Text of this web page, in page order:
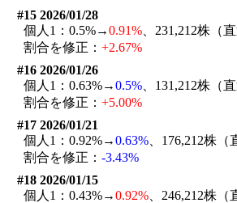
#15 2026/01/28
個人1：0.5%→0.91% 、231,212株（
割合を修正：+2.67%
#16 2026/01/26
個人1：0.63%→0.5% 、131,212株（
割合を修正：+5.00%
#17 2026/01/21
個人1：0.92%→0.63% 、176,212株（
割合を修正：-3.43%
#18 2026/01/15
個人1：0.43%→0.92% 、246,212株（